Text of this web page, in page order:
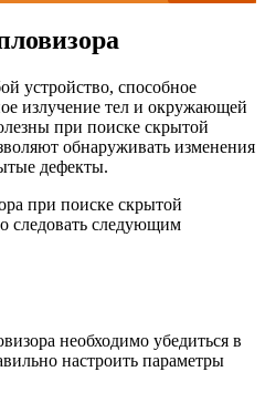
устройство, способное
излучение тел и окружающей
при поиске скрытой
обнаруживать изменения
дефекты.
при поиске скрытой
следовать следующим
необходимо убедиться в
настроить параметры